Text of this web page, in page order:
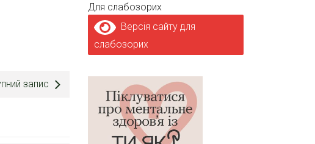
запис
Для слабозорих
Версія сайту для
слабозорих